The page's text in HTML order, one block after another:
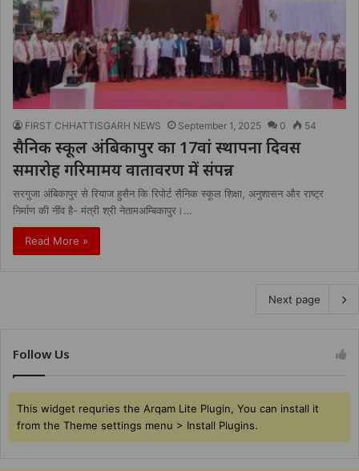
FIRST CHHATTISGARH NEWS September 1, 2025 0 54
सैनिक स्कूल अंबिकापुर का 17वां स्थापना दिवस
समारोह गरिमामय वातावरण में संपन्न
सरगुजा अंबिकापुर से रियाज हुसैन कि रिपोर्ट सैनिक स्कूल शिक्षा, अनुशासन और राष्ट्र
निर्माण की नींव है- मंत्री श्री नेतामअम्बिकापुर।…
Read More »
Next page
Follow Us
This widget requries the Arqam Lite Plugin, You can install it
from the Theme settings menu > Install Plugins.